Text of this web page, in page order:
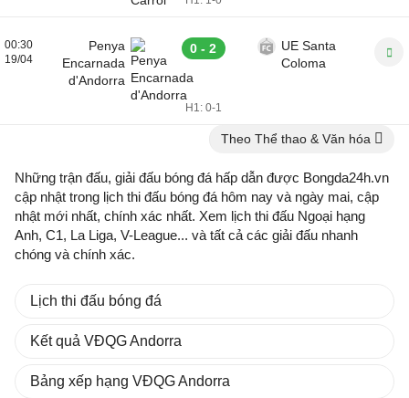
00:30
19/04
Penya
Encarnada
d'Andorra
0 - 2
UE Santa
Coloma
H1: 0-1
Theo Thể thao & Văn hóa
Những trận đấu, giải đấu bóng đá hấp dẫn được Bongda24h.vn
cập nhật trong lịch thi đấu bóng đá hôm nay và ngày mai, cập
nhật mới nhất, chính xác nhất. Xem lịch thi đấu Ngoại hạng
Anh, C1, La Liga, V-League... và tất cả các giải đấu nhanh
chóng và chính xác.
Lịch thi đấu bóng đá
Kết quả VĐQG Andorra
Bảng xếp hạng VĐQG Andorra